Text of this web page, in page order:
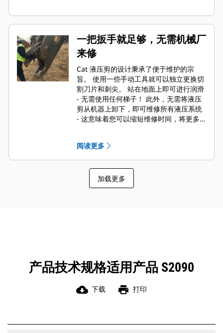
一把扳手就足够，无需机械厂
来修
Cat 液压剪的设计秉承了便于维护的宗
旨。 使用一些手动工具就可以独立更换切
割刀片和刺尖。 站在地面上即可进行润滑
- 无需使用任何梯子！ 此外，无需将液压
剪从机器上卸下，即可维修所有液压系统
- 这意味着您可以缩短维修时间，将更多
阅读更多
加载更多
产品技术规格适用产品 S2090
cloud_download 下载 print 打印